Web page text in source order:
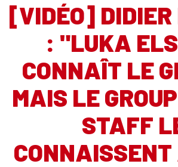
[VIDÉO] DIDIER
: "LUKA
CONNAÎT LE
MAIS LE
STAFF